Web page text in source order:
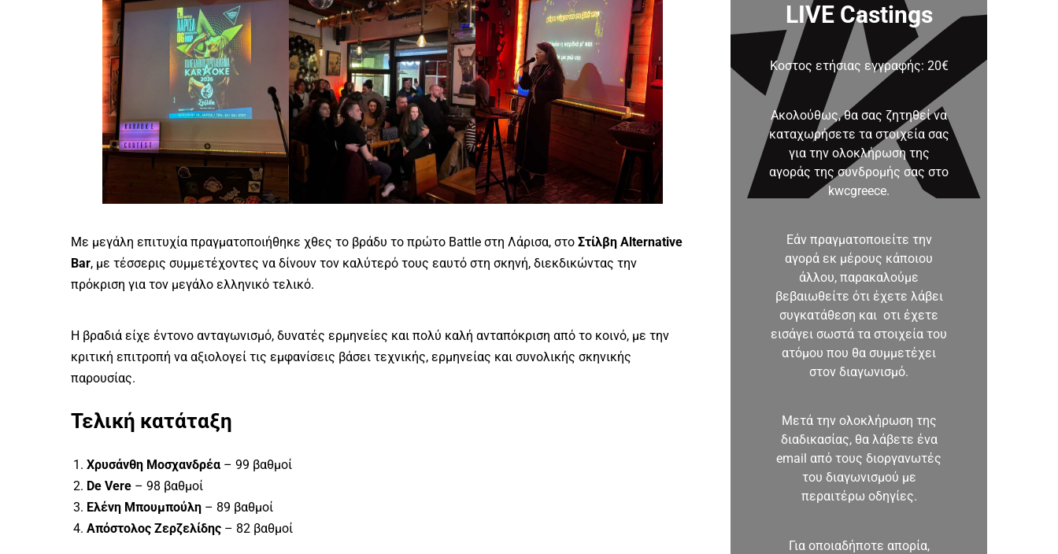
Με μεγάλη επιτυχία πραγματοποιήθηκε χθες το βράδυ το πρώτο Battle στη Λάρισα, στο Στίλβη Alternative
Bar, με τέσσερις συμμετέχοντες να δίνουν τον καλύτερό τους εαυτό στη σκηνή, διεκδικώντας την
πρόκριση για τον μεγάλο ελληνικό τελικό.
Η βραδιά είχε έντονο ανταγωνισμό, δυνατές ερμηνείες και πολύ καλή ανταπόκριση από το κοινό, με την
κριτική επιτροπή να αξιολογεί τις εμφανίσεις βάσει τεχνικής, ερμηνείας και συνολικής σκηνικής
παρουσίας.
Τελική κατάταξη
Χρυσάνθη Μοσχανδρέα – 99 βαθμοί
De Vere – 98 βαθμοί
Ελένη Μπουμπούλη – 89 βαθμοί
Απόστολος Ζερζελίδης – 82 βαθμοί
LIVE Castings
Κοστος ετήσιας εγγραφής: 20€
Ακολούθως, θα σας ζητηθεί να
καταχωρήσετε τα στοιχεία σας
για την ολοκλήρωση της
αγοράς της συνδρομής σας στο
kwcgreece.
Εάν πραγματοποιείτε την
αγορά εκ μέρους κάποιου
άλλου, παρακαλούμε
βεβαιωθείτε ότι έχετε λάβει
συγκατάθεση και οτι έχετε
εισάγει σωστά τα στοιχεία του
ατόμου που θα συμμετέχει
στον διαγωνισμό.
Μετά την ολοκλήρωση της
διαδικασίας, θα λάβετε ένα
email από τους διοργανωτές
του διαγωνισμού με
περαιτέρω οδηγίες.
Για οποιαδήποτε απορία,